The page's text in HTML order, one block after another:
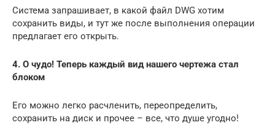
Система запрашивает, в какой файл DWG хотим
сохранить виды, и тут же после выполнения операции
предлагает его открыть.
4. О чудо! Теперь каждый вид нашего чертежа стал
блоком
Его можно легко расчленить, переопределить,
сохранить на диск и прочее – все, что душе угодно!